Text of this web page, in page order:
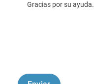
Gracias por su ayuda.